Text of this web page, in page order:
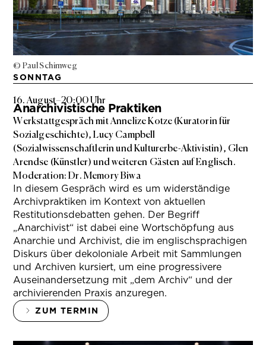
© Paul Schimweg
SONNTAG
16. August–20:00 Uhr
Anarchivistische Praktiken
Werkstattgespräch mit Annelize Kotze (Kuratorin für
Sozialgeschichte), Lucy Campbell
(Sozialwissenschaftlerin und Kulturerbe-Aktivistin), Glen
Arendse (Künstler) und weiteren Gästen auf Englisch.
Moderation: Dr. Memory Biwa
In diesem Gespräch wird es um widerständige
Archivpraktiken im Kontext von aktuellen
Restitutionsdebatten gehen. Der Begriff
„Anarchivist“ ist dabei eine Wortschöpfung aus
Anarchie und Archivist, die im englischsprachigen
Diskurs über dekoloniale Arbeit mit Sammlungen
und Archiven kursiert, um eine progressivere
Auseinandersetzung mit „dem Archiv“ und der
archivierenden Praxis anzuregen.
ZUM TERMIN